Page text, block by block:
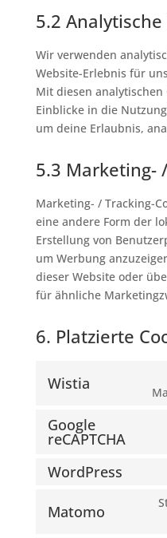
5.2 Analytische
Wir verwenden
Website-Erlebnis für
Mit diesen
Einblicke in die
um deine Erlaubnis,
5.3 Marketing-
Marketing- / Tracking-
eine andere Form der
Erstellung von
um Werbung
dieser Website oder
für ähnliche
6. Platzierte
Wistia
Google
reCAPTCHA
WordPress
Matomo